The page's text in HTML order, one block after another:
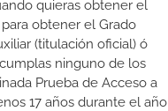
quieras obtener el
obtener el Grado
(titulación oficial) ó
ninguno de los
Prueba de Acceso a
17 años durante el año